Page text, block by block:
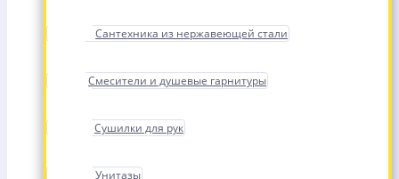
Сантехника из нержавеющей стали
Смесители и душевые гарнитуры
Сушилки для рук
Унитазы